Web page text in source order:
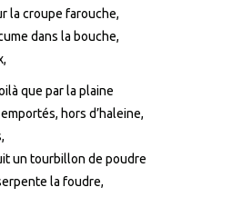
la croupe farouche,
dans la bouche,
que par la plaine
hors d’haleine,
un tourbillon de poudre
la foudre,